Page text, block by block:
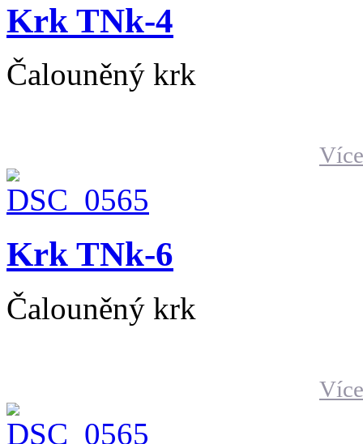
Krk TNk-4
Čalouněný krk
Krk TNk-6
Čalouněný krk